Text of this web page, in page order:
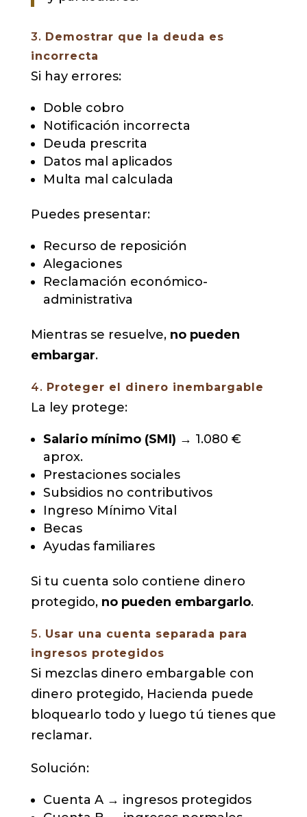
3. Demostrar que la deuda es
incorrecta
Si hay errores:
Doble cobro
Notificación incorrecta
Deuda prescrita
Datos mal aplicados
Multa mal calculada
Puedes presentar:
Recurso de reposición
Alegaciones
Reclamación económico-
administrativa
Mientras se resuelve, no pueden
embargar.
4. Proteger el dinero inembargable
La ley protege:
Salario mínimo (SMI) → 1.080 €
aprox.
Prestaciones sociales
Subsidios no contributivos
Ingreso Mínimo Vital
Becas
Ayudas familiares
Si tu cuenta solo contiene dinero
protegido, no pueden embargarlo.
5. Usar una cuenta separada para
ingresos protegidos
Si mezclas dinero embargable con
dinero protegido, Hacienda puede
bloquearlo todo y luego tú tienes que
reclamar.
Solución:
Cuenta A → ingresos protegidos